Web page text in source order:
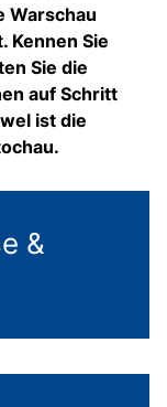
Warschau
Kennen Sie
Sie die
auf Schritt
ist die
&